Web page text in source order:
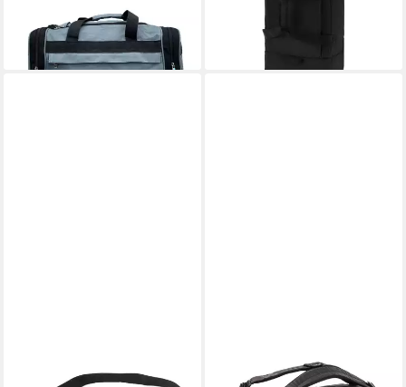
lieferbar - in 3-4 Werktagen bei dir
DAKINE